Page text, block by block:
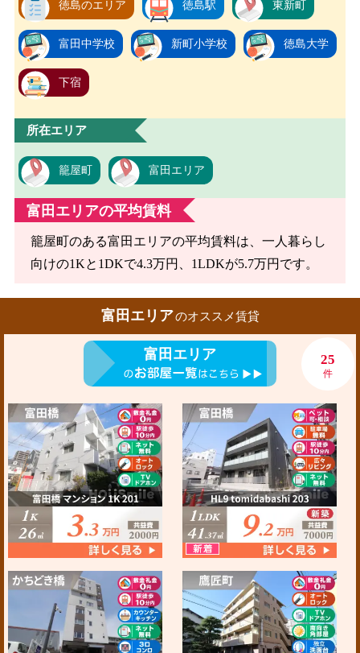
徳島のエリア 徳島駅 東新町
富田中学校 新町小学校 徳島大学
下宿
所在エリア
籠屋町 富田エリア
富田エリアの平均賃料
籠屋町のある富田エリアの平均賃料は、一人暮らし
向けの1Kと1DKで4.3万円、1LDKが5.7万円です。
富田エリアのオススメ賃貸
富田エリア 25
件